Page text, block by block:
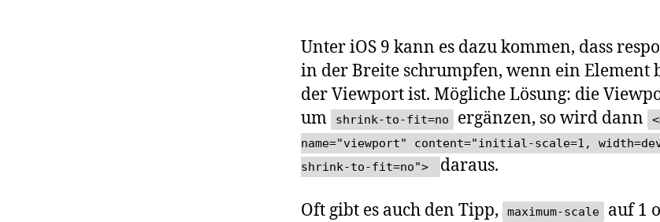
Unter iOS 9 kann es dazu kommen, dass
in der Breite schrumpfen, wenn ein Element
der Viewport ist. Mögliche Lösung: die
um
shrink-to-fit=no ergänzen, so wird dann
name="viewport" content="initial-scale=1,
shrink-to-fit=no">
daraus.
Oft gibt es auch den Tipp, maximum-scale auf 1